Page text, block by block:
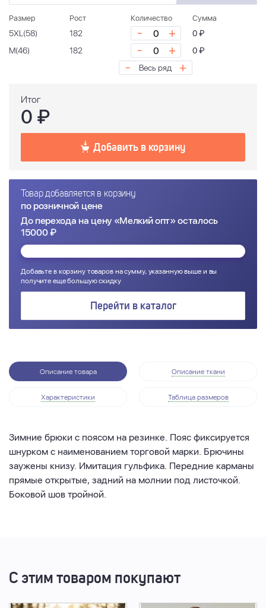
Размер Рост Количество Сумма
5ХL(58) 182 - +
0 ₽
М(46)
182 - + 0 ₽
- Весь ряд +
Итог
0 ₽
Добавить в корзину
Товар добавляется в корзину
по розничной цене
До перехода на цену «Мелкий опт» осталось
15000 ₽
Добавьте в корзину товаров на сумму, указанную выше и вы
получите еще большую скидку
Перейти в каталог
Описание товара Описание ткани
Характеристики Таблица размеров
Зимние брюки с поясом на резинке. Пояс фиксируется
шнурком с наименованием торговой марки. Брючины
заужены книзу. Имитация гульфика. Передние карманы
прямые открытые, задний на молнии под листочкой.
Боковой шов тройной.
С этим товаром покупают